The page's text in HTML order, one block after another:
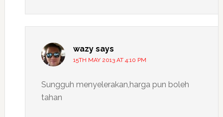
wazy says
15TH MAY 2013 AT 4:10 PM
Sungguh menyelerakan,harga pun boleh
tahan